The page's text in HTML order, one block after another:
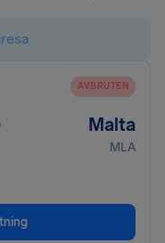
AVBRUTEN
Malta
MLA